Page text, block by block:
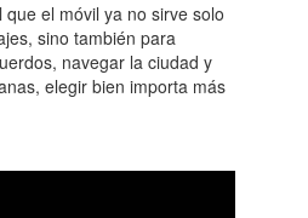
el móvil ya no sirve solo
sino también para
navegar la ciudad y
elegir bien importa más